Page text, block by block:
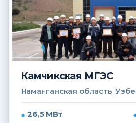
Камчикская МГЭС
Наманганская область,
26,5 МВт